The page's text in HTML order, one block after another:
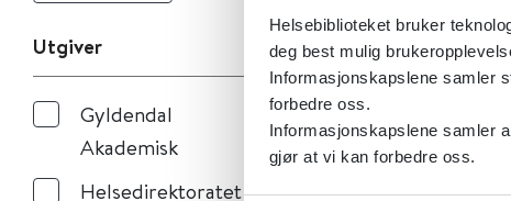
Helsebiblioteket bruker
deg best mulig
Informasjonskapslene samler
forbedre oss.
Informasjonskapslene samler
gjør at vi kan forbedre oss.
Utgiver
Gyldendal
Akademisk
Helsedirektoratet